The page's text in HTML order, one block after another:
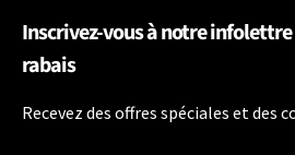
Inscrivez-vous à notre
rabais
Recevez des offres spéciales et des